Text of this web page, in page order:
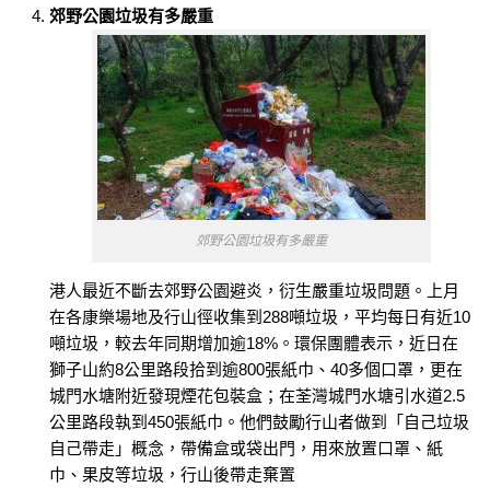
郊野公園垃圾有多嚴重
郊野公園垃圾有多嚴重
港人最近不斷去郊野公園避炎，衍生嚴重垃圾問題。上月
在各康樂場地及行山徑收集到288噸垃圾，平均每日有近10
噸垃圾，較去年同期增加逾18%。環保團體表示，近日在
獅子山約8公里路段拾到逾800張紙巾、40多個口罩，更在
城門水塘附近發現煙花包裝盒；在荃灣城門水塘引水道2.5
公里路段執到450張紙巾。他們鼓勵行山者做到「自己垃圾
自己帶走」概念，帶備盒或袋出門，用來放置口罩、紙
巾、果皮等垃圾，行山後帶走棄置